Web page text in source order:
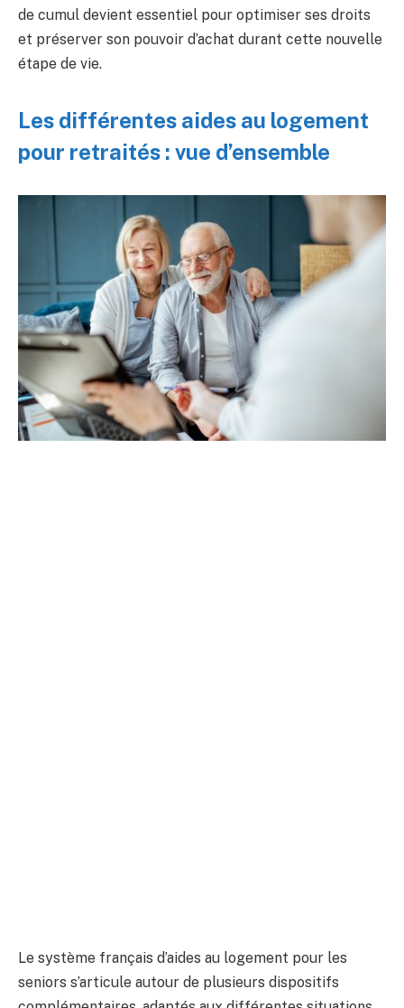
de cumul devient essentiel pour optimiser ses droits
et préserver son pouvoir d’achat durant cette nouvelle
étape de vie.
Les différentes aides au logement
pour retraités : vue d’ensemble
Le système français d’aides au logement pour les
seniors s’articule autour de plusieurs dispositifs